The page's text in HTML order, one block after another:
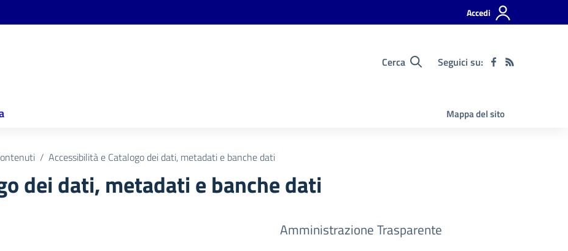
Accedi
Cerca Seguici su:
Mappa del sito
Accessibilità e Catalogo dei dati, metadati e banche dati
dei dati, metadati e banche dati
Amministrazione Trasparente